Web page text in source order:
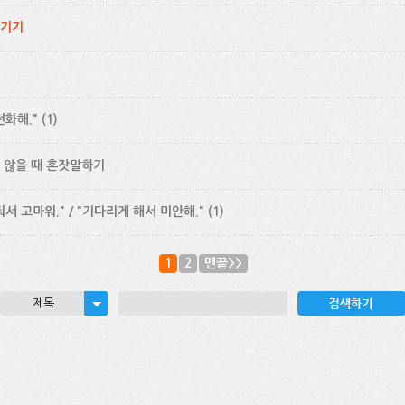
기
화해." (1)
을 때 혼잣말하기
서 고마워." / "기다리게 해서 미안해." (1)
1 2 맨끝>>
제목